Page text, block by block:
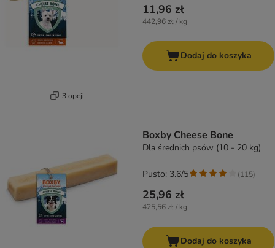
3 opcji
11,96 zł
442,96 zł / kg
Dodaj do koszyka
Boxby Cheese Bone
Dla średnich psów (10 - 20 kg)
25,96 zł
425,56 zł / kg
Pusto: 3.6/5 (115)
Dodaj do koszyka